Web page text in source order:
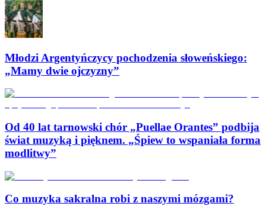
Młodzi Argentyńczycy pochodzenia słoweńskiego:
„Mamy dwie ojczyzny”
Od 40 lat tarnowski chór „Puellae Orantes” podbija
świat muzyką i pięknem. „Śpiew to wspaniała forma
modlitwy”
Co muzyka sakralna robi z naszymi mózgami?